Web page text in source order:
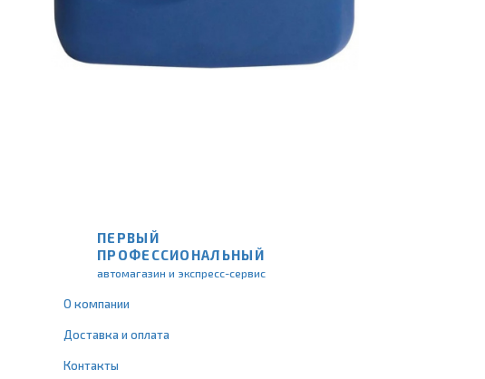
ПЕРВЫЙ
ПРОФЕССИОНАЛЬНЫЙ
автомагазин и экспресс-сервис
О компании
Доставка и оплата
Контакты